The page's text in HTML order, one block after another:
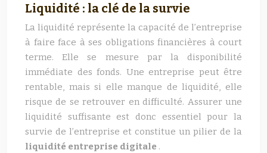
Liquidité : la clé de la survie
La liquidité représente la capacité de l’entreprise
à faire face à ses obligations financières à court
terme. Elle se mesure par la disponibilité
immédiate des fonds. Une entreprise peut être
rentable, mais si elle manque de liquidité, elle
risque de se retrouver en difficulté. Assurer une
liquidité suffisante est donc essentiel pour la
survie de l’entreprise et constitue un pilier de la
liquidité entreprise digitale .